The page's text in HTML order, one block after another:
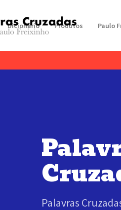
Dicionário Produtos Paulo
Palavras